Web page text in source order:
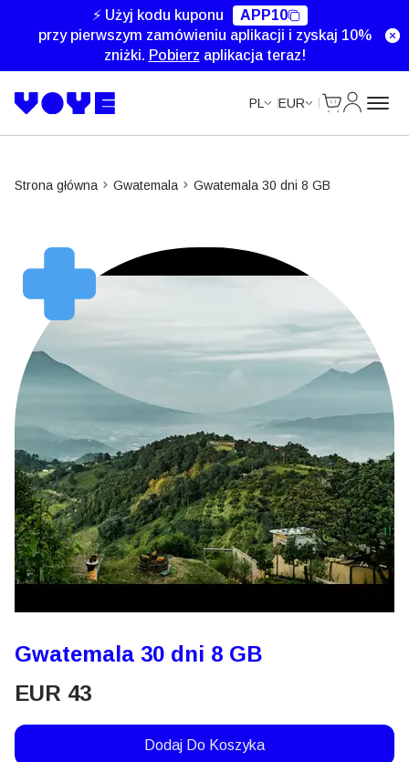
⚡ Użyj kodu kuponu
APP10
przy pierwszym zamówieniu aplikacji i zyskaj 10%
zniżki. Pobierz aplikacja teraz!
PL EUR
Strona główna Gwatemala Gwatemala 30 dni 8 GB
Gwatemala 30 dni 8 GB
EUR 43
Dodaj Do Koszyka